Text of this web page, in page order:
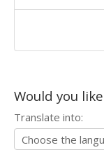
Would you
Translate into: